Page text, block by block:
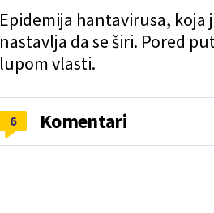
Epidemija hantavirusa,
nastavlja da se širi. Pored
lupom vlasti.
6 Komentari